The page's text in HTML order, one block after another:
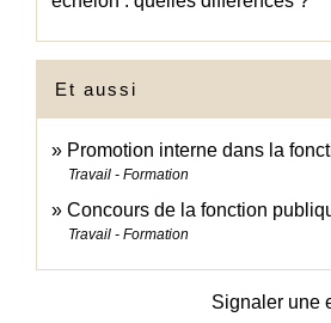
Et aussi
Promotion interne dans la
Travail - Formation
Concours de la fonction
Travail - Formation
Signaler une